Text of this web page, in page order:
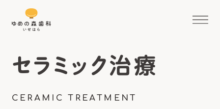
セラミック治療
CERAMIC TREATMENT